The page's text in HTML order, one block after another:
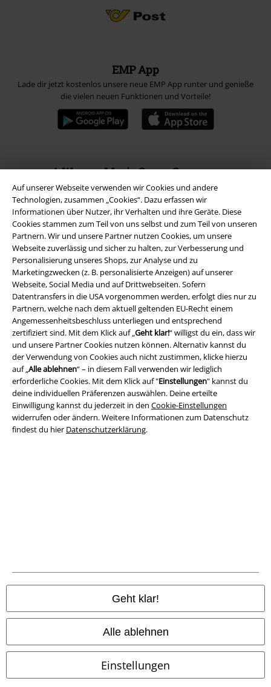
Auf unserer Webseite verwenden wir Cookies und andere
Technologien, zusammen „Cookies“. Dazu erfassen wir
Informationen über Nutzer, ihr Verhalten und ihre Geräte. Diese
Cookies stammen zum Teil von uns selbst und zum Teil von unseren
Partnern. Wir und unsere Partner nutzen Cookies, um unsere
Webseite zuverlässig und sicher zu halten, zur Verbesserung und
Personalisierung unseres Shops, zur Analyse und zu
Marketingzwecken (z. B. personalisierte Anzeigen) auf unserer
Webseite, Social Media und auf Drittwebseiten. Sofern
Datentransfers in die USA vorgenommen werden, erfolgt dies nur zu
Partnern, welche nach dem aktuell geltenden EU-Recht einem
Angemessenheitsbeschluss unterliegen und entsprechend
zertifiziert sind. Mit dem Klick auf „Geht klar!“ willigst du ein, dass wir
und unsere Partner Cookies nutzen können. Alternativ kannst du
der Verwendung von Cookies auch nicht zustimmen, klicke hierzu
auf „Alle ablehnen“ – in diesem Fall verwenden wir lediglich
erforderliche Cookies. Mit dem Klick auf "Einstellungen" kannst du
deine individuellen Präferenzen auswählen. Deine erteilte
Einwilligung kannst du jederzeit in den Cookie-Einstellungen
widerrufen oder ändern. Weitere Informationen zum Datenschutz
findest du hier Datenschutzerklärung.
Geht klar!
Alle ablehnen
Einstellungen
EMP App
Lade dir jetzt kostenlos unsere neue EMP App runter und genieße
die vielen neuen Funktionen und Vorteile!
A Warner Music Group Company
Rechtliches
AGB
Impressum
Datenschutz
Alle Preise inkl. gesetzlicher Mehrwertsteuer, zzgl.Versandkosten
© 1986-2026 E.M.P. Merchandising HGmbH
EMP Online Shops